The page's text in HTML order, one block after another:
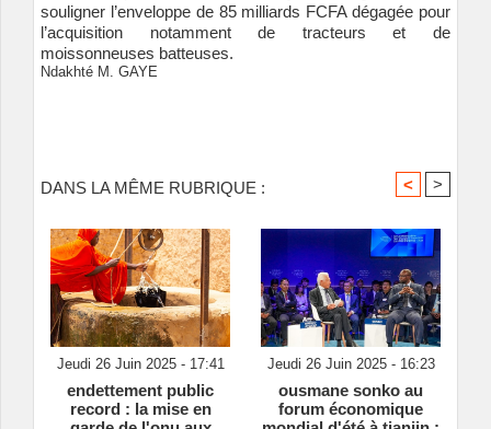
souligner l’enveloppe de 85 milliards FCFA dégagée pour
l’acquisition notamment de tracteurs et de
moissonneuses batteuses.
Ndakhté M. GAYE
DANS LA MÊME RUBRIQUE : < >
Jeudi 26 Juin 2025 - 17:41
endettement public
record : la mise en
Jeudi 26 Juin 2025 - 16:23
ousmane sonko au
forum économique